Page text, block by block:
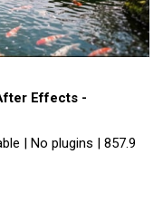
Effects -
| No plugins | 857.9